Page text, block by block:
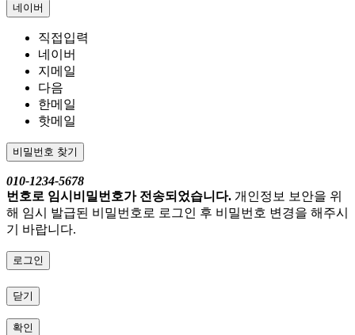
네이버
직접입력
네이버
지메일
다음
한메일
핫메일
비밀번호 찾기
010-1234-5678
번호로 임시비밀번호가 전송되었습니다. 개인정보 보안을 위
해 임시 발급된 비밀번호로 로그인 후 비밀번호 변경을 해주시
기 바랍니다.
로그인
닫기
확인